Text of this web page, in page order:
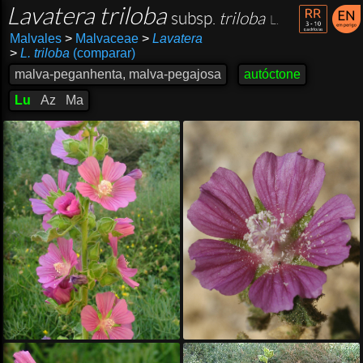
Lavatera triloba subsp. triloba
Malvales >Malvaceae > Lavatera
> L. triloba (comparar)
malva-peganhenta, malva-pegajosa
autóctone
Lu
Az Ma